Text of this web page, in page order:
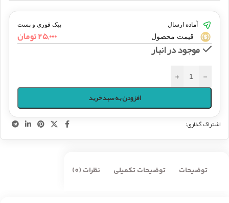
آماده ارسال پیک فوری و پست
قیمت محصول ۲۵,۰۰۰تومان
موجود در انبار
-
+
افزودن به سبد خرید
اشتراک گذاری:
توضیحات توضیحات تکمیلی نظرات (0)